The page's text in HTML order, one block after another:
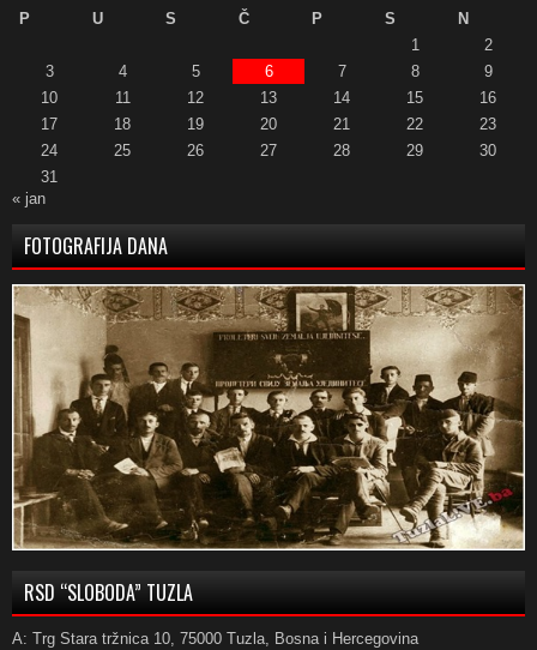
P
U S Č P S
N
1
2
3
4 5 6 7 8
9
10
11 12 13 14 15
16
17
18 19 20 21 22
23
24
25 26 27 28 29
30
31
« jan
FOTOGRAFIJA DANA
RSD “SLOBODA” TUZLA
A: Trg Stara tržnica 10, 75000 Tuzla, Bosna i Hercegovina